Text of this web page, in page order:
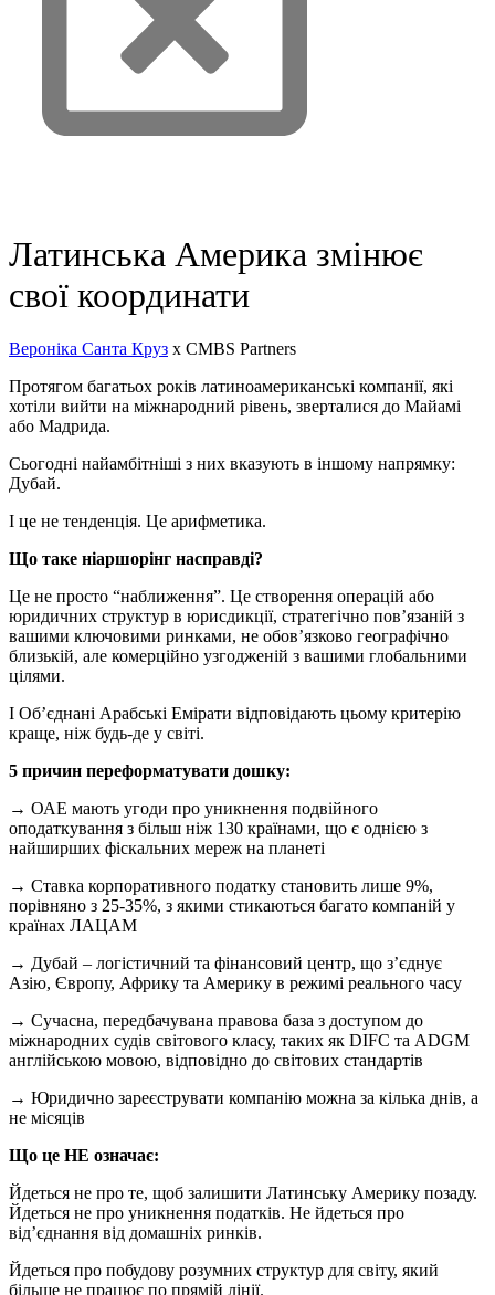
Латинська Америка змінює
свої координати
Вероніка Санта Круз x CMBS Partners
Протягом багатьох років латиноамериканські компанії, які
хотіли вийти на міжнародний рівень, зверталися до Майамі
або Мадрида.
Сьогодні найамбітніші з них вказують в іншому напрямку:
Дубай.
І це не тенденція. Це арифметика.
Що таке ніаршорінг насправді?
Це не просто “наближення”. Це створення операцій або
юридичних структур в юрисдикції, стратегічно пов’язаній з
вашими ключовими ринками, не обов’язково географічно
близькій, але комерційно узгодженій з вашими глобальними
цілями.
І Об’єднані Арабські Емірати відповідають цьому критерію
краще, ніж будь-де у світі.
5 причин переформатувати дошку:
→ ОАЕ мають угоди про уникнення подвійного
оподаткування з більш ніж 130 країнами, що є однією з
найширших фіскальних мереж на планеті
→ Ставка корпоративного податку становить лише 9%,
порівняно з 25-35%, з якими стикаються багато компаній у
країнах ЛАЦАМ
→ Дубай – логістичний та фінансовий центр, що з’єднує
Азію, Європу, Африку та Америку в режимі реального часу
→ Сучасна, передбачувана правова база з доступом до
міжнародних судів світового класу, таких як DIFC та ADGM
англійською мовою, відповідно до світових стандартів
→ Юридично зареєструвати компанію можна за кілька днів, а
не місяців
Що це НЕ означає:
Йдеться не про те, щоб залишити Латинську Америку позаду.
Йдеться не про уникнення податків. Не йдеться про
від’єднання від домашніх ринків.
Йдеться про побудову розумних структур для світу, який
більше не працює по прямій лінії.